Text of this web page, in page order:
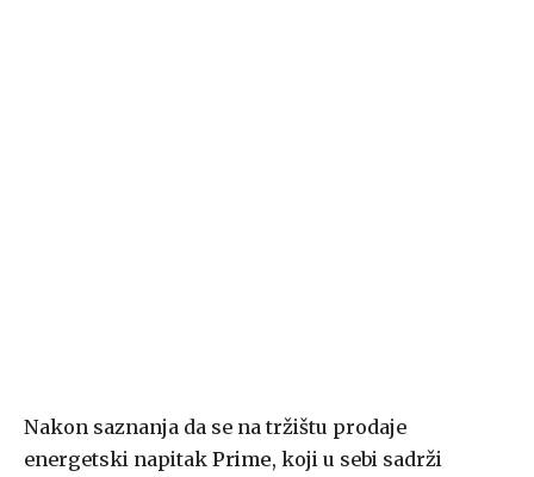
Nakon saznanja da se na tržištu prodaje
energetski napitak Prime, koji u sebi sadrži